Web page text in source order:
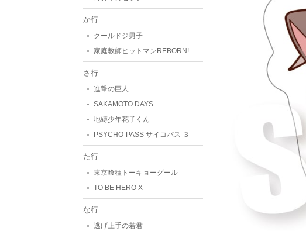
か行
クールドジ男子
家庭教師ヒットマンREBORN!
さ行
進撃の巨人
SAKAMOTO DAYS
地縛少年花子くん
PSYCHO-PASS サイコパス ３
た行
東京喰種トーキョーグール
TO BE HERO X
な行
逃げ上手の若君